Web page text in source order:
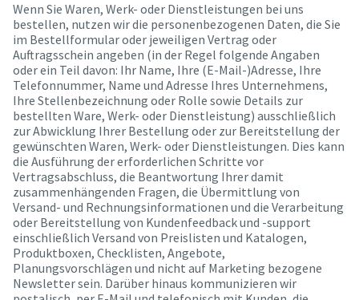
Wenn Sie Waren, Werk- oder Dienstleistungen bei uns
bestellen, nutzen wir die personenbezogenen Daten, die Sie
im Bestellformular oder jeweiligen Vertrag oder
Auftragsschein angeben (in der Regel folgende Angaben
oder ein Teil davon: Ihr Name, Ihre (E-Mail-)Adresse, Ihre
Telefonnummer, Name und Adresse Ihres Unternehmens,
Ihre Stellenbezeichnung oder Rolle sowie Details zur
bestellten Ware, Werk- oder Dienstleistung) ausschließlich
zur Abwicklung Ihrer Bestellung oder zur Bereitstellung der
gewünschten Waren, Werk- oder Dienstleistungen. Dies kann
die Ausführung der erforderlichen Schritte vor
Vertragsabschluss, die Beantwortung Ihrer damit
zusammenhängenden Fragen, die Übermittlung von
Versand- und Rechnungsinformationen und die Verarbeitung
oder Bereitstellung von Kundenfeedback und -support
einschließlich Versand von Preislisten und Katalogen,
Produktboxen, Checklisten, Angebote,
Planungsvorschlägen und nicht auf Marketing bezogene
Newsletter sein. Darüber hinaus kommunizieren wir